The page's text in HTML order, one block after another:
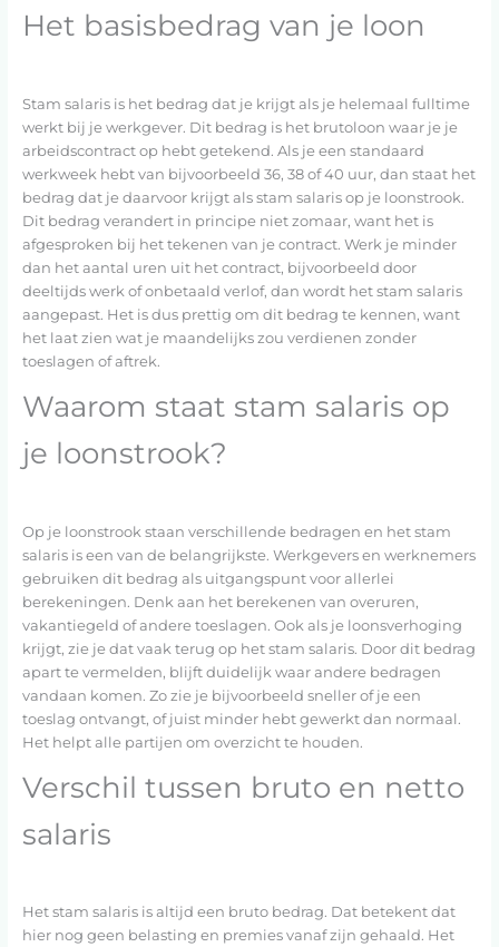
Het basisbedrag van je loon
Stam salaris is het bedrag dat je krijgt als je helemaal fulltime
werkt bij je werkgever. Dit bedrag is het brutoloon waar je je
arbeidscontract op hebt getekend. Als je een standaard
werkweek hebt van bijvoorbeeld 36, 38 of 40 uur, dan staat het
bedrag dat je daarvoor krijgt als stam salaris op je loonstrook.
Dit bedrag verandert in principe niet zomaar, want het is
afgesproken bij het tekenen van je contract. Werk je minder
dan het aantal uren uit het contract, bijvoorbeeld door
deeltijds werk of onbetaald verlof, dan wordt het stam salaris
aangepast. Het is dus prettig om dit bedrag te kennen, want
het laat zien wat je maandelijks zou verdienen zonder
toeslagen of aftrek.
Waarom staat stam salaris op
je loonstrook?
Op je loonstrook staan verschillende bedragen en het stam
salaris is een van de belangrijkste. Werkgevers en werknemers
gebruiken dit bedrag als uitgangspunt voor allerlei
berekeningen. Denk aan het berekenen van overuren,
vakantiegeld of andere toeslagen. Ook als je loonsverhoging
krijgt, zie je dat vaak terug op het stam salaris. Door dit bedrag
apart te vermelden, blijft duidelijk waar andere bedragen
vandaan komen. Zo zie je bijvoorbeeld sneller of je een
toeslag ontvangt, of juist minder hebt gewerkt dan normaal.
Het helpt alle partijen om overzicht te houden.
Verschil tussen bruto en netto
salaris
Het stam salaris is altijd een bruto bedrag. Dat betekent dat
hier nog geen belasting en premies vanaf zijn gehaald. Het